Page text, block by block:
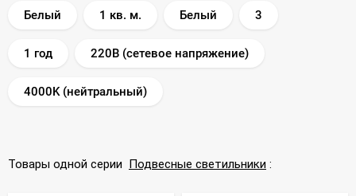
Белый 1 кв. м. Белый 3
1 год 220В (сетевое напряжение)
4000K (нейтральный)
Товары одной серии Подвесные светильники :